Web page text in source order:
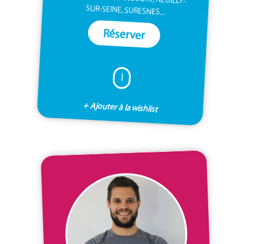
SUR-SEINE, SURESNES...
Réserver
I
+ Ajouter à la wishlist